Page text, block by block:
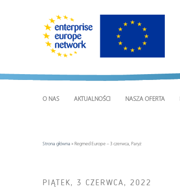
O NAS AKTUALNOŚCI NASZA OFERTA
Strona główna » Regmed Europe – 3 czerwca, Paryż
PIĄTEK, 3 CZERWCA, 2022